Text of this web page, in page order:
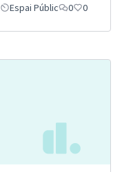
Espai Públic 0 0